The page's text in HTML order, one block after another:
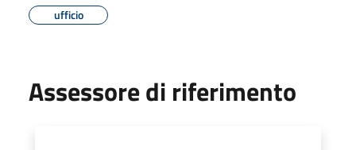
ufficio
Assessore di riferimento